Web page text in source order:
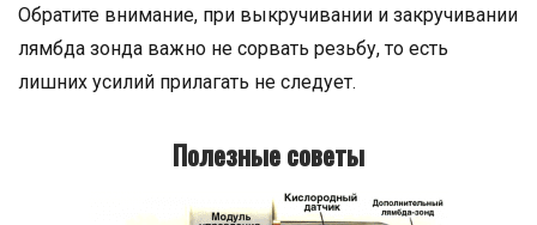
Обратите внимание, при выкручивании и закручивании
лямбда зонда важно не сорвать резьбу, то есть
лишних усилий прилагать не следует.
Полезные советы